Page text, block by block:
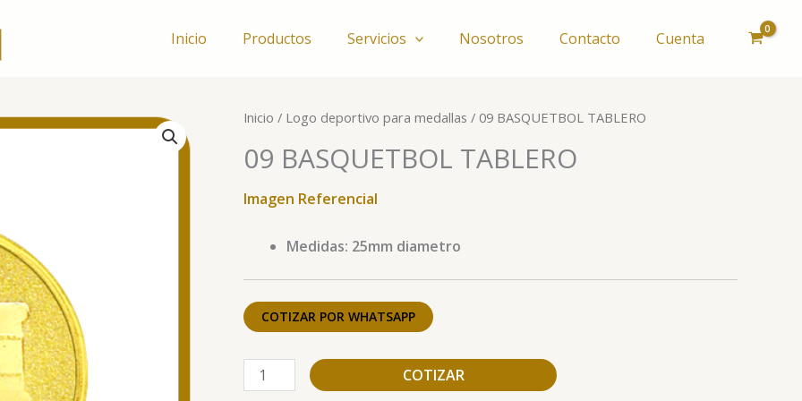
Inicio Productos Servicios Nosotros Contacto
Cuenta
Inicio / Logo deportivo para medallas / 09 BASQUETBOL TABLERO
09 BASQUETBOL TABLERO
Imagen Referencial
Medidas: 25mm diametro
COTIZAR POR WHATSAPP
09
TABLERO
COTIZAR